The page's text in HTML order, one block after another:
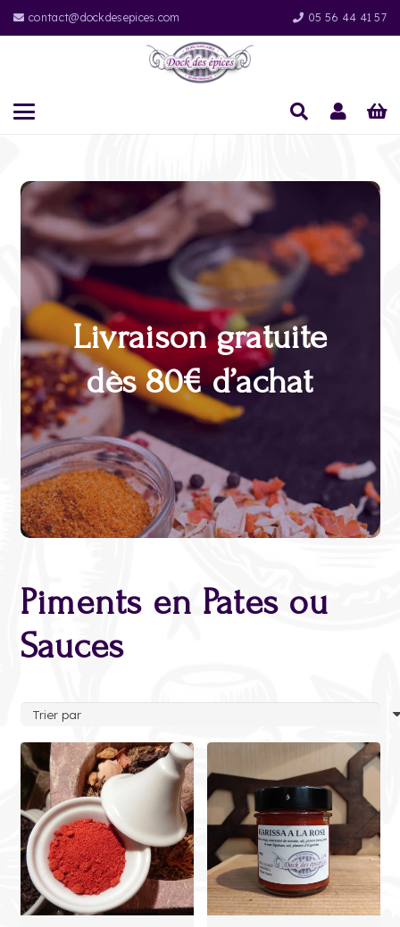
contact@dockdesepices.com 05 56 44 41 57
Livraison gratuite
dès 80€ d’achat
Piments en Pates ou
Sauces